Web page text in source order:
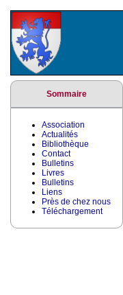
Sommaire
Association
Actualités
Bibliothèque
Contact
Bulletins
Livres
Bulletins
Liens
Près de chez nous
Téléchargement